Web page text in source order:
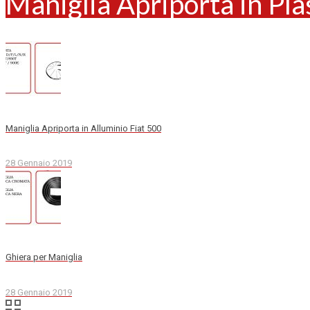
Maniglia Apriporta in Alluminio Fiat 500
28 Gennaio 2019
Ghiera per Maniglia
28 Gennaio 2019